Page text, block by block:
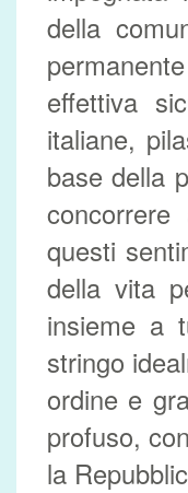
della
effettiva
italiane,
base della
questi
della vita
insieme a
stringo
ordine e
profuso,
la